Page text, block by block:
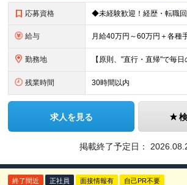
応募資格
給与
勤務地
残業時間 30時間以内
求人を見る
掲載終了予定日：
終了間近 正社員 面接情報有 自己PR不要